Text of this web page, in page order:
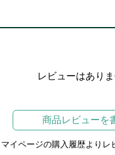
レビューはあり
商品レビューを
マイページの購入履歴よりレ